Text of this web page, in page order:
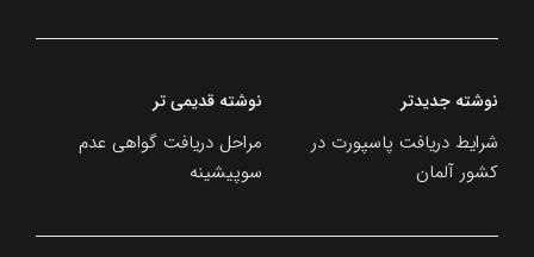
راهبری
نوشته
نوشته قدیمی تر
مراحل دریافت گواهی عدم
سوپیشینه
نوشته جدیدتر
شرایط دریافت پاسپورت در
کشور آلمان